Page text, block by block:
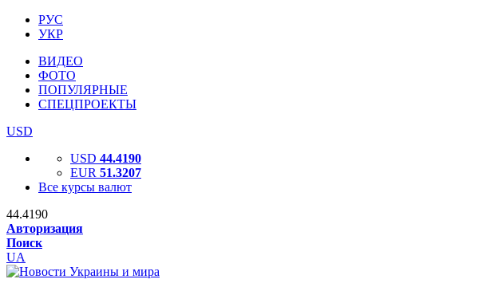
РУС
УКР
ВИДЕО
ФОТО
ПОПУЛЯРНЫЕ
СПЕЦПРОЕКТЫ
USD
USD 44.4190
EUR 51.3207
Все курсы валют
44.4190
Авторизация
Поиск
UA